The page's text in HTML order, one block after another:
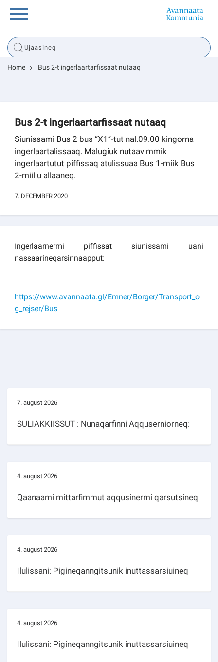
Innuttaasunut
Tassaarsuaq
sullissivik.gl
Home Bus 2-t ingerlaartarfissaat nutaaq
Bus 2-t ingerlaartarfissaat nutaaq
Siunissami Bus 2 bus ”X1”-tut nal.09.00 kingorna
ingerlaartalissaaq. Malugiuk nutaavimmik
ingerlaartutut piffissaq atulissuaa Bus 1-miik Bus
2-miillu allaaneq.
7. DECEMBER 2020
Ingerlaarnermi piffissat siunissami uani
nassaarineqarsinnaapput:
https://www.avannaata.gl/Emner/Borger/Transport_o
g_rejser/Bus
7. august 2026
SULIAKKIISSUT : Nunaqarfinni Aqquserniorneq:
4. august 2026
Qaanaami mittarfimmut aqqusinermi qarsutsineq
4. august 2026
Ilulissani: Pigineqanngitsunik inuttassarsiuineq
4. august 2026
Ilulissani: Pigineqanngitsunik inuttassarsiuineq